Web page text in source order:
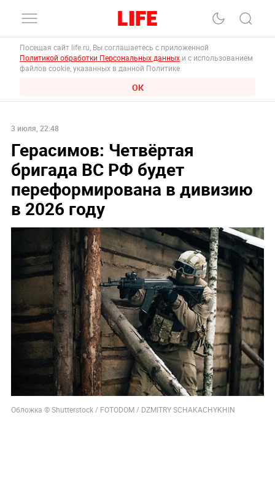
Посещая сайт life.ru, Вы соглашаетесь с приложенной
Политикой обработки Персональных данных и с использованием
файлов cookie, указанных в данной Политике.
ОК
3 июля, 22:48
Герасимов: Четвёртая
бригада ВС РФ будет
переформирована в дивизию
в 2026 году
Обложка © Shutterstock / FOTODOM / DZMITRY SCHAKACHYKHIN